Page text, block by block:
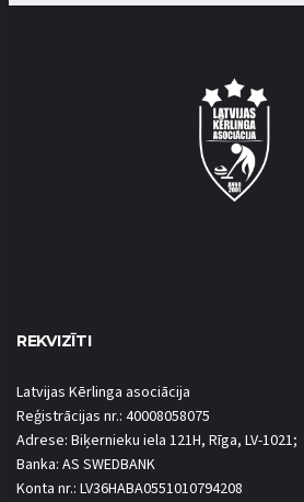
REKVIZĪTI
Latvijas Kērlinga asociācija
Reģistrācijas nr.: 40008058075
Adrese: Biķernieku iela 121H, Rīga, LV-1021;
Banka: AS SWEDBANK
Konta nr.: LV36HABA0551010794208